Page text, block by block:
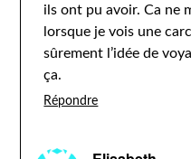
ils ont pu avoir. Ca ne
lorsque je vois une
sûrement l’idée de
ça.
Répondre